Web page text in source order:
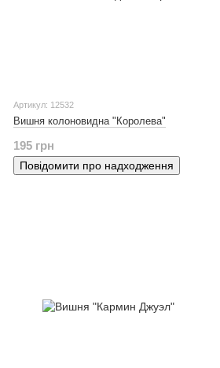
Артикул: 12532
Вишня колоновидна "Королева"
195 грн
Повідомити про надходження